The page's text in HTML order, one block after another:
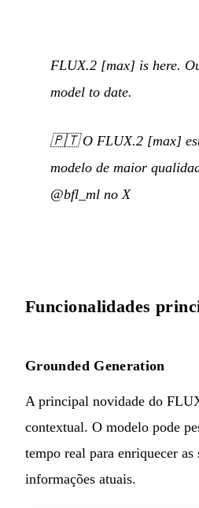
FLUX.2 [max] is here.
model to date.
🇵🇹O FLUX.2 [max]
modelo de maior
@bfl_ml no X
Funcionalidades
Grounded Generation
A principal novidade do
contextual. O modelo pode
tempo real para enriquecer as
informações atuais.